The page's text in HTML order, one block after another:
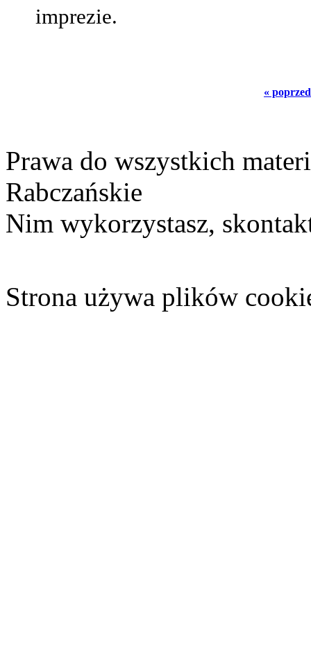
imprezie.
«
Prawa do wszystkich
Rabczańskie
Nim wykorzystasz,
Strona używa plików